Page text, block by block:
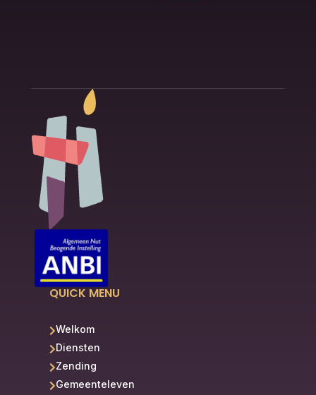
QUICK MENU
Welkom
Diensten
Zending
Gemeenteleven